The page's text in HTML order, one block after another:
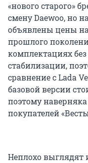
«нового старого»
смену Daewoo, но
объявлены цены на
прошлого
комплектациях
стабилизации,
сравнение с Lada
базовой версии
поэтому
покупателей
Неплохо выглядят